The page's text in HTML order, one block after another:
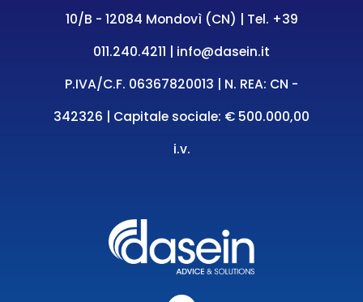
10/B - 12084 Mondovì (CN) | Tel. +39
011.240.4211
info@dasein.it
P.IVA/C.F. 06367820013 | N. REA: CN -
342326 | Capitale sociale: € 500.000,00
i.v.